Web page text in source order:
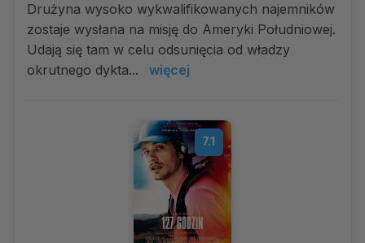
Drużyna wysoko wykwalifikowanych najemników
zostaje wysłana na misję do Ameryki Południowej.
Udają się tam w celu odsunięcia od władzy
okrutnego dykta...
więcej
7.1